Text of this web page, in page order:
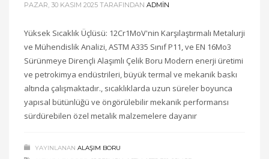
PAZAR, 30 KASIM 2025 TARAFINDAN ADMIN
Yüksek Sıcaklık Üçlüsü: 12Cr1MoV'nin Karşılaştırmalı Metalurji
ve Mühendislik Analizi, ASTM A335 Sınıf P11, ve EN 16Mo3
Sürünmeye Dirençli Alaşımlı Çelik Boru Modern enerji üretimi
ve petrokimya endüstrileri, büyük termal ve mekanik baskı
altında çalışmaktadır., sıcaklıklarda uzun süreler boyunca
yapısal bütünlüğü ve öngörülebilir mekanik performansı
sürdürebilen özel metalik malzemelere dayanır
YAYINLANAN ALAŞIM BORU